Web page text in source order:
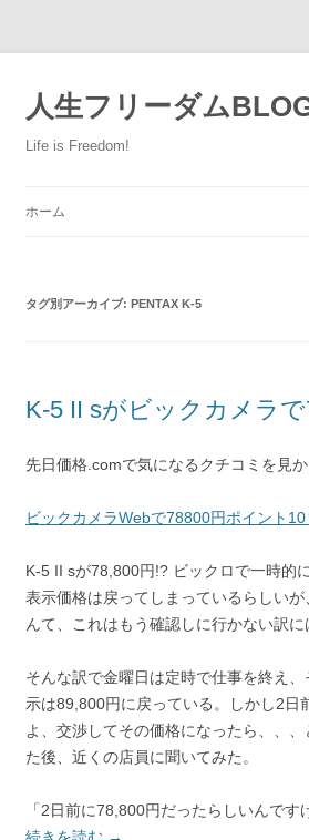
人生フリーダム
Life is Freedom!
ホーム
タグ別アーカイブ: PENTAX K-5
K-5 II sがビックカメラ
先日価格.comで気になるクチコミを見か
ビックカメラWebで78800円ポイント10
K-5 II sが78,800円!? ビックロで一時的
表示価格は戻ってしまっているらしい
んて、これはもう確認しに行かない訳に
そんな訳で金曜日は定時で仕事を終え
示は89,800円に戻っている。しかし2
よ、交渉してその価格になったら、、
た後、近くの店員に聞いてみた。
「2日前に78,800円だったらしいんです